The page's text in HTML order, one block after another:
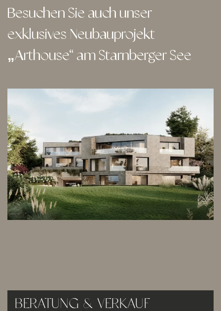
Besuchen Sie auch unser
exklusives Neubauprojekt
„Arthouse“ am Starnberger See
BERATUNG & VERKAUF